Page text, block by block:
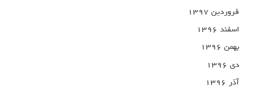
فروردین ۱۳۹۷
اسفند ۱۳۹۶
بهمن ۱۳۹۶
دی ۱۳۹۶
آذر ۱۳۹۶